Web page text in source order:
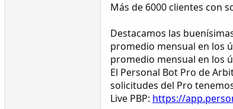
Más de 6000 clientes con
Destacamos las
promedio mensual en los
promedio mensual en los
El Personal Bot Pro de
solicitudes del Pro
Live PBP: https://